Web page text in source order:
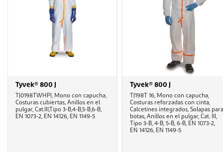
Tyvek® 800 J
TJ0198TWHPI, Mono con capucha,
Costuras cubiertas, Anillos en el
pulgar, Cat.III,Tipo 3-B,4-B,5-B,6-B,
EN 1073-2, EN 14126, EN 1149-5
Tyvek® 800 J
TJ198T 16, Mono con capucha,
Costuras reforzadas con cinta,
Calcetines integrados, Solapas para
botas, Anillos en el pulgar, Cat. III,
Tipo 3-B, 4-B, 5-B, 6-B, EN 1073-2,
EN 14126, EN 1149-5